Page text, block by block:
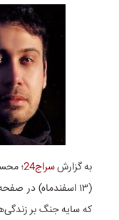
به گزارشسراج24
؛
(۱۳ اسفندماه) در
که سایه جنگ بر